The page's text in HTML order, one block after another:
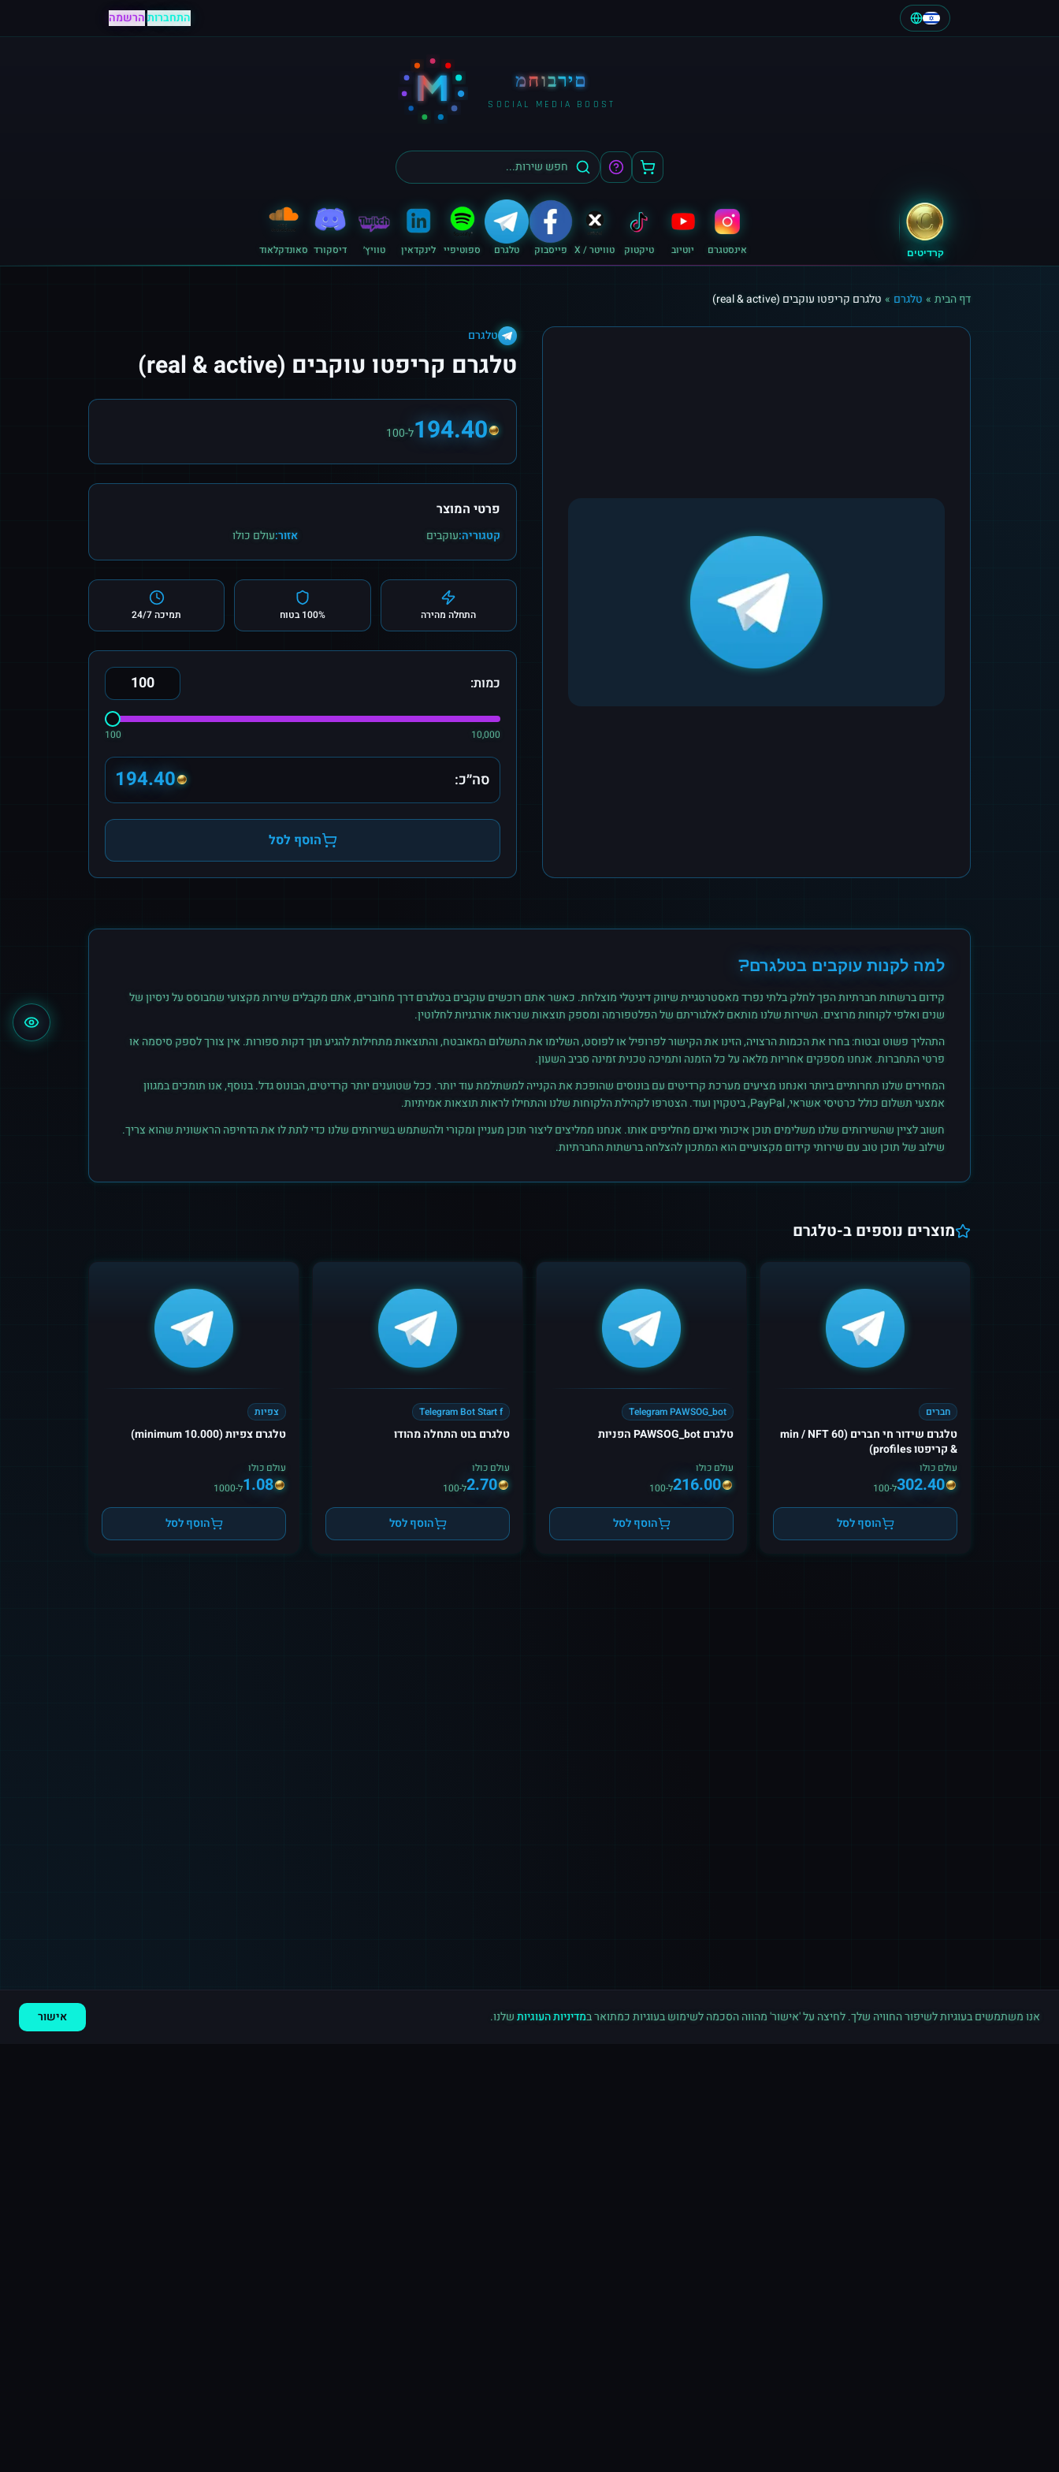
התחברות|הרשמה
M מחוברים
SOCIAL MEDIA BOOST
קרדיטים אינסטגרם יוטיוב טיקטוק טוויטר / X פייסבוק טלגרם ספוטיפיי לינקדאין טוויץ׳ דיסקורד סאונדקלאוד
דף הבית » טלגרם » טלגרם קריפטו עוקבים (real & active)
טלגרם
טלגרם קריפטו עוקבים (real & active)
194.40ל-100
פרטי המוצר
קטגוריה:עוקבים אזור:עולם כולו
התחלה מהירה 100% בטוח תמיכה 24/7
כמות:
100 10,000
סה״כ: 194.40
הוסף לסל
למה לקנות עוקבים בטלגרם?
קידום ברשתות חברתיות הפך לחלק בלתי נפרד מאסטרטגיית שיווק דיגיטלי מוצלחת. כאשר אתם רוכשים עוקביםבטלגרםדרך מחוברים, אתם מקבלים שירות מקצועי שמבוסס על ניסיון של
שנים ואלפי לקוחות מרוצים. השירות שלנו מותאם לאלגוריתם של הפלטפורמה ומספק תוצאות שנראות אורגניות לחלוטין.
התהליך פשוט ובטוח: בחרו את הכמות הרצויה, הזינו את הקישור לפרופיל או לפוסט, השלימו את התשלום המאובטח, והתוצאות מתחילות להגיע תוך דקות ספורות. אין צורך לספק סיסמה או
פרטי התחברות. אנחנו מספקים אחריות מלאה על כל הזמנה ותמיכה טכנית זמינה סביב השעון.
המחירים שלנו תחרותיים ביותר ואנחנו מציעים מערכת קרדיטים עם בונוסים שהופכת את הקנייה למשתלמת עוד יותר. ככל שטוענים יותר קרדיטים, הבונוס גדל. בנוסף, אנו תומכים במגוון
אמצעי תשלום כולל כרטיסי אשראי, PayPal, ביטקוין ועוד. הצטרפו לקהילת הלקוחות שלנו והתחילו לראות תוצאות אמיתיות.
חשוב לציין שהשירותים שלנו משלימים תוכן איכותי ואינם מחליפים אותו. אנחנו ממליצים ליצור תוכן מעניין ומקורי ולהשתמש בשירותים שלנו כדי לתת לו את הדחיפה הראשונית שהוא צריך.
שילוב של תוכן טוב עם שירותי קידום מקצועיים הוא המתכון להצלחה ברשתות החברתיות.
מוצרים נוספים ב-טלגרם
חברים
טלגרם שידור חי חברים (60 min / NFT
& קריפטו profiles)
עולם כולו
302.40ל-100
הוסף לסל
Telegram PAWSOG_bot
טלגרם PAWSOG_bot הפניות
עולם כולו
216.00ל-100
הוסף לסל
Telegram Bot Start f
טלגרם בוט התחלה מהודו
עולם כולו
2.70ל-100
הוסף לסל
צפיות
טלגרם צפיות (10.000 minimum)
עולם כולו
1.08ל-1000
הוסף לסל
אנו משתמשים בעוגיות לשיפור החוויה שלך. לחיצה על 'אישור' מהווה הסכמה לשימוש בעוגיות כמתואר במדיניות העוגיותשלנו. אישור